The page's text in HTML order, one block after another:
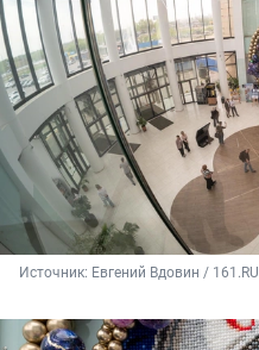
Источник: Евгений Вдовин / 161.RU